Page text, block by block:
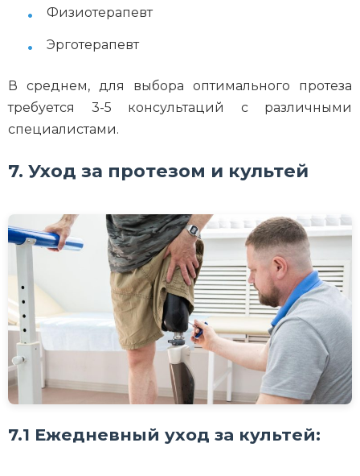
Физиотерапевт
Эрготерапевт
В среднем, для выбора оптимального протеза
требуется 3-5 консультаций с различными
специалистами.
7. Уход за протезом и культей
7.1 Ежедневный уход за культей: